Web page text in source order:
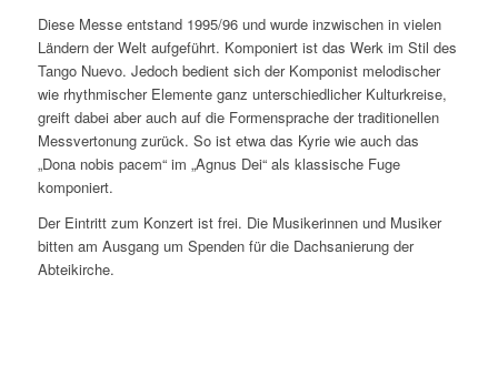
Diese Messe entstand 1995/96 und wurde inzwischen in vielen
Ländern der Welt aufgeführt. Komponiert ist das Werk im Stil des
Tango Nuevo. Jedoch bedient sich der Komponist melodischer
wie rhythmischer Elemente ganz unterschiedlicher Kulturkreise,
greift dabei aber auch auf die Formensprache der traditionellen
Messvertonung zurück. So ist etwa das Kyrie wie auch das
„Dona nobis pacem“ im „Agnus Dei“ als klassische Fuge
komponiert.
Der Eintritt zum Konzert ist frei. Die Musikerinnen und Musiker
bitten am Ausgang um Spenden für die Dachsanierung der
Abteikirche.